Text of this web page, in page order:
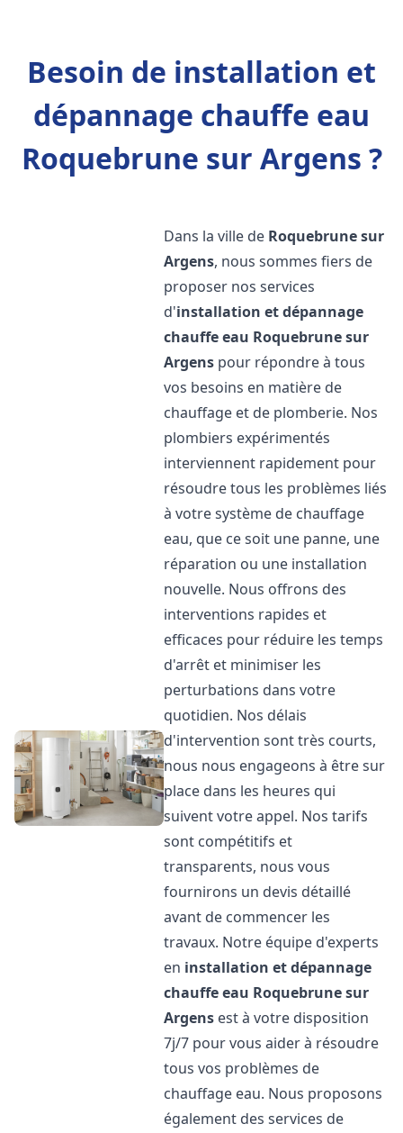
Besoin de installation et
dépannage chauffe eau
Roquebrune sur Argens ?
Dans la ville de Roquebrune sur
Argens, nous sommes fiers de
proposer nos services
d'installation et dépannage
chauffe eau Roquebrune sur
Argens pour répondre à tous
vos besoins en matière de
chauffage et de plomberie. Nos
plombiers expérimentés
interviennent rapidement pour
résoudre tous les problèmes liés
à votre système de chauffage
eau, que ce soit une panne, une
réparation ou une installation
nouvelle. Nous offrons des
interventions rapides et
efficaces pour réduire les temps
d'arrêt et minimiser les
perturbations dans votre
quotidien. Nos délais
d'intervention sont très courts,
nous nous engageons à être sur
place dans les heures qui
suivent votre appel. Nos tarifs
sont compétitifs et
transparents, nous vous
fournirons un devis détaillé
avant de commencer les
travaux. Notre équipe d'experts
en installation et dépannage
chauffe eau Roquebrune sur
Argens est à votre disposition
7j/7 pour vous aider à résoudre
tous vos problèmes de
chauffage eau. Nous proposons
également des services de